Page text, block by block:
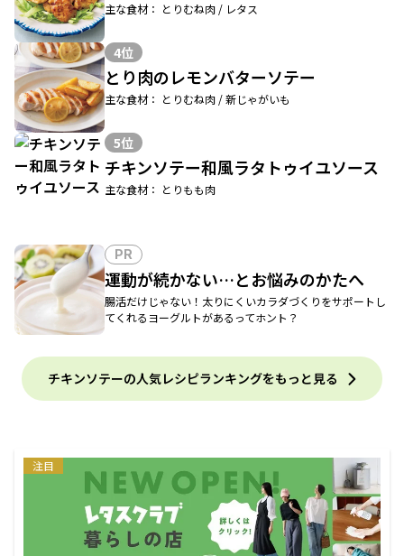
主な食材： とりむね肉 / レタス
4位
とり肉のレモンバターソテー
主な食材： とりむね肉 / 新じゃがいも
5位
チキンソテー和風ラタトゥイユソース
主な食材： とりもも肉
PR
運動が続かない…とお悩みのかたへ
腸活だけじゃない！太りにくいカラダづくりをサポートし
てくれるヨーグルトがあるってホント？
チキンソテーの人気レシピランキングをもっと見る
注目